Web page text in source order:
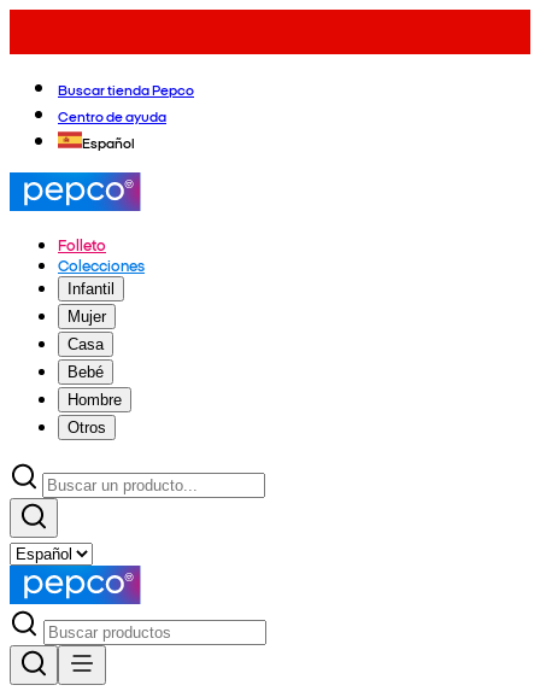
Buscar tienda Pepco
Centro de ayuda
Español
Folleto
Colecciones
Infantil
Mujer
Casa
Bebé
Hombre
Otros